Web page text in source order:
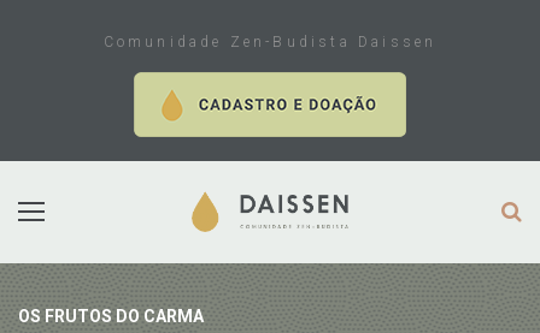
Comunidade Zen-Budista Daissen
OS FRUTOS DO CARMA